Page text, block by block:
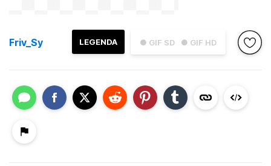
● GIF SD ● GIF HD
LEGENDA
Friv_Sy